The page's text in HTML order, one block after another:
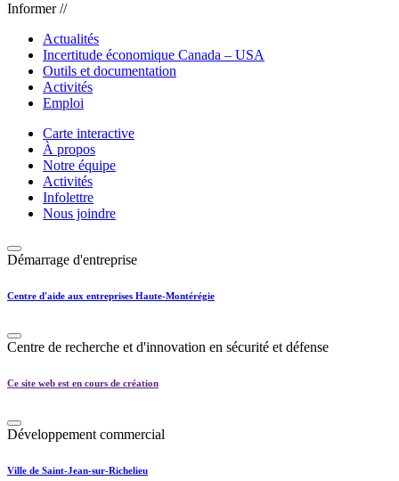
Informer //
Actualités
Incertitude économique Canada – USA
Outils et documentation
Activités
Emploi
Carte interactive
À propos
Notre équipe
Activités
Infolettre
Nous joindre
Démarrage d'entreprise
Centre d'aide aux entreprises Haute-Montérégie
Centre de recherche et d'innovation en sécurité et défense
Ce site web est en cours de création
Développement commercial
Ville de Saint-Jean-sur-Richelieu